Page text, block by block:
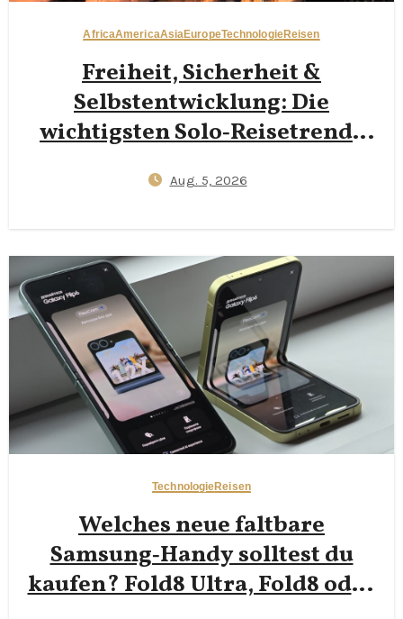
AfricaAmericaAsiaEuropeTechnologieReisen
Freiheit, Sicherheit &
Selbstentwicklung: Die
wichtigsten Solo‑Reisetrends
Aug. 5, 2026
TechnologieReisen
Welches neue faltbare
Samsung‑Handy solltest du
kaufen? Fold8 Ultra, Fold8 oder